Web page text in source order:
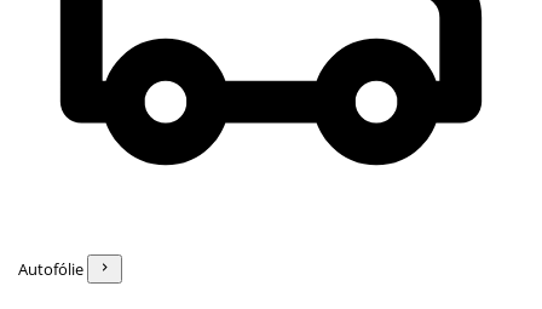
Autofólie